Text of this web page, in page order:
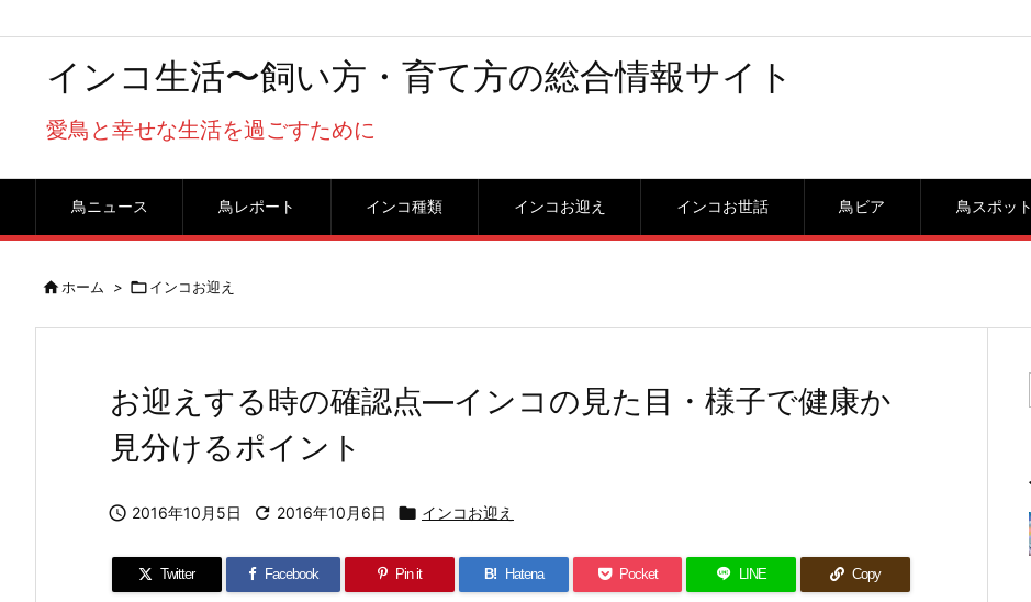
インコ生活〜飼い方・育て方の総合情報サイト
愛鳥と幸せな生活を過ごすために
鳥ニュース 鳥レポート インコ種類 インコお迎え インコお世話 鳥ビア 鳥スポット
ホーム > インコお迎え
お迎えする時の確認点―インコの見た目・様子で健康か
見分けるポイント
 2016年10月5日  2016年10月6日  インコお迎え
Twitter Facebook Pin it B! Hatena Pocket LINE Copy